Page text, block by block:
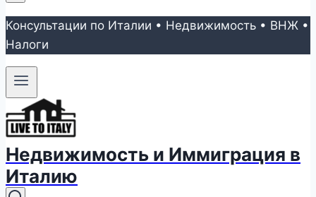
Консультации по Италии • Недвижимость • ВНЖ •
Налоги
Недвижимость и Иммиграция в
Италию